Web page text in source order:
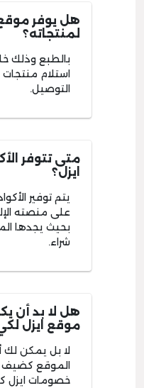
هل يوفر موقع
لمنتجاته؟
استلام
التوصيل.
متى تتوفر
ايزل؟
يتم توفير
على منصته
بحيث يجدها
شراء.
هل لا بد أن
موقع ايزل
لا بل يمكن
الموقع كضيف
خصومات ايزل